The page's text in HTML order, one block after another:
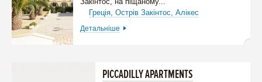
Греція, Острів Закінтос, Алікес
Детальніше
PICCADILLY APARTMENTS